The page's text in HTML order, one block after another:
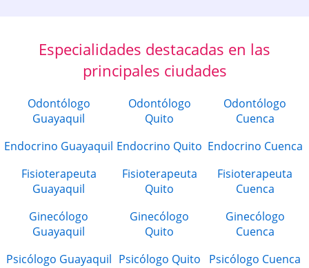
Especialidades destacadas en las
principales ciudades
Odontólogo
Guayaquil
Odontólogo
Quito
Odontólogo
Cuenca
Endocrino Guayaquil Endocrino Quito Endocrino Cuenca
Fisioterapeuta
Guayaquil
Fisioterapeuta
Quito
Fisioterapeuta
Cuenca
Ginecólogo
Guayaquil
Ginecólogo
Quito
Ginecólogo
Cuenca
Psicólogo Guayaquil Psicólogo Quito Psicólogo Cuenca